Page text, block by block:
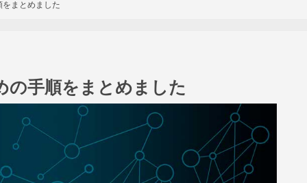
まとめました
の手順をまとめました